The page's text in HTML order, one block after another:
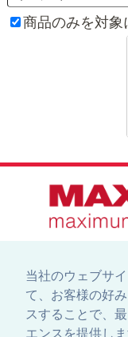
当社のウェブサ
て、お客様の好
スすることで、
エンスを提供しま
商品のみを対象
製品
アプリケーショ
試験/技術サービ
測定/校正機器
潤滑油テスト
マキシメーターについて
会社情報
事業所案内
リクルート情報
サービス/サポート